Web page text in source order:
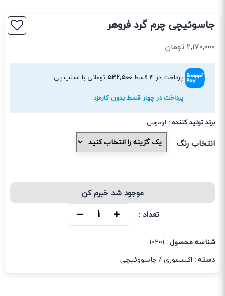
جاسوئیچی چرم گرد فروهر
۲,۱۷۰,۰۰۰تومان
پرداخت در ۴ قسط ۵۴۲,۵۰۰تومانی با اسنپ پی
پرداخت در چهار قسط بدون کارمزد
برند تولید کننده : لوموس
انتخاب رنگ
موجود شد خبرم کن
تعداد :
شناسه محصول : 10201
دسته : اکسسوری/جاسووئیچی